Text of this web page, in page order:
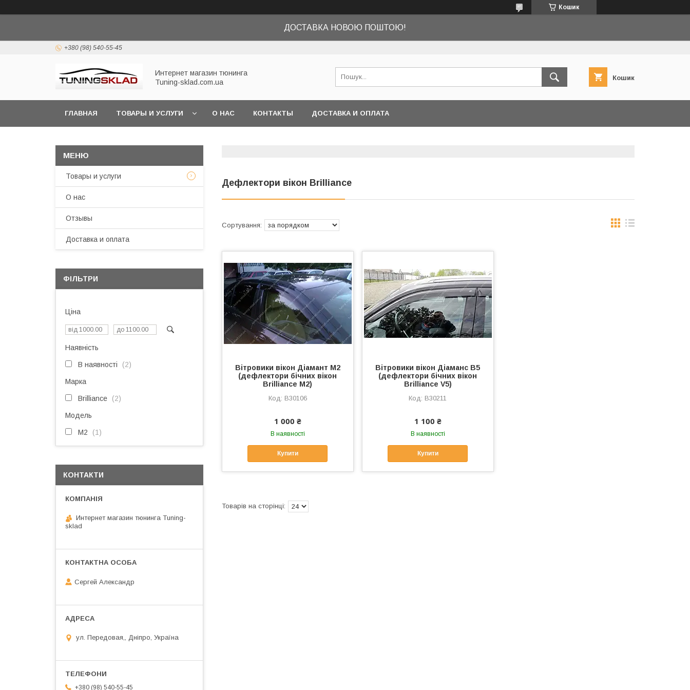
Кошик
ДОСТАВКА НОВОЮ ПОШТОЮ!
+380 (98) 540-55-45
Интернет магазин тюнинга
Tuning-sklad.com.ua
Кошик
ГЛАВНАЯ ТОВАРЫ И УСЛУГИ О НАС КОНТАКТЫ ДОСТАВКА И ОПЛАТА
Дефлектори вікон Brilliance
Вітровики вікон Діамант М2
(дефлектори бічних вікон
Brilliance M2)
B30106
1 000 ₴
В наявності
Купити
Вітровики вікон Діаманс В5
(дефлектори бічних вікон
Brilliance V5)
B30211
1 100 ₴
В наявності
Купити
Товары и услуги
О нас
Отзывы
Доставка и оплата
ФІЛЬТРИ
Ціна
Наявність
В наявності 2
Марка
Brilliance 2
Модель
M2 1
КОНТАКТИ
Интернет магазин тюнинга Tuning-
sklad
Сергей Александр
ул. Передовая,, Дніпро, Україна
+380 (98) 540-55-45